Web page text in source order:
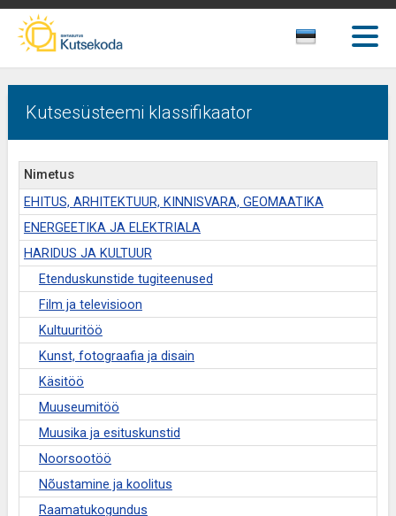
Kutsesüsteemi klassifikaator
Nimetus
EHITUS, ARHITEKTUUR, KINNISVARA, GEOMAATIKA
ENERGEETIKA JA ELEKTRIALA
HARIDUS JA KULTUUR
Etenduskunstide tugiteenused
Film ja televisioon
Kultuuritöö
Kunst, fotograafia ja disain
Käsitöö
Muuseumitöö
Muusika ja esituskunstid
Noorsootöö
Nõustamine ja koolitus
Raamatukogundus